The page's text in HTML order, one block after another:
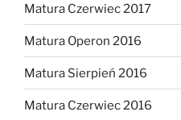
Matura Czerwiec 2017
Matura Operon 2016
Matura Sierpień 2016
Matura Czerwiec 2016